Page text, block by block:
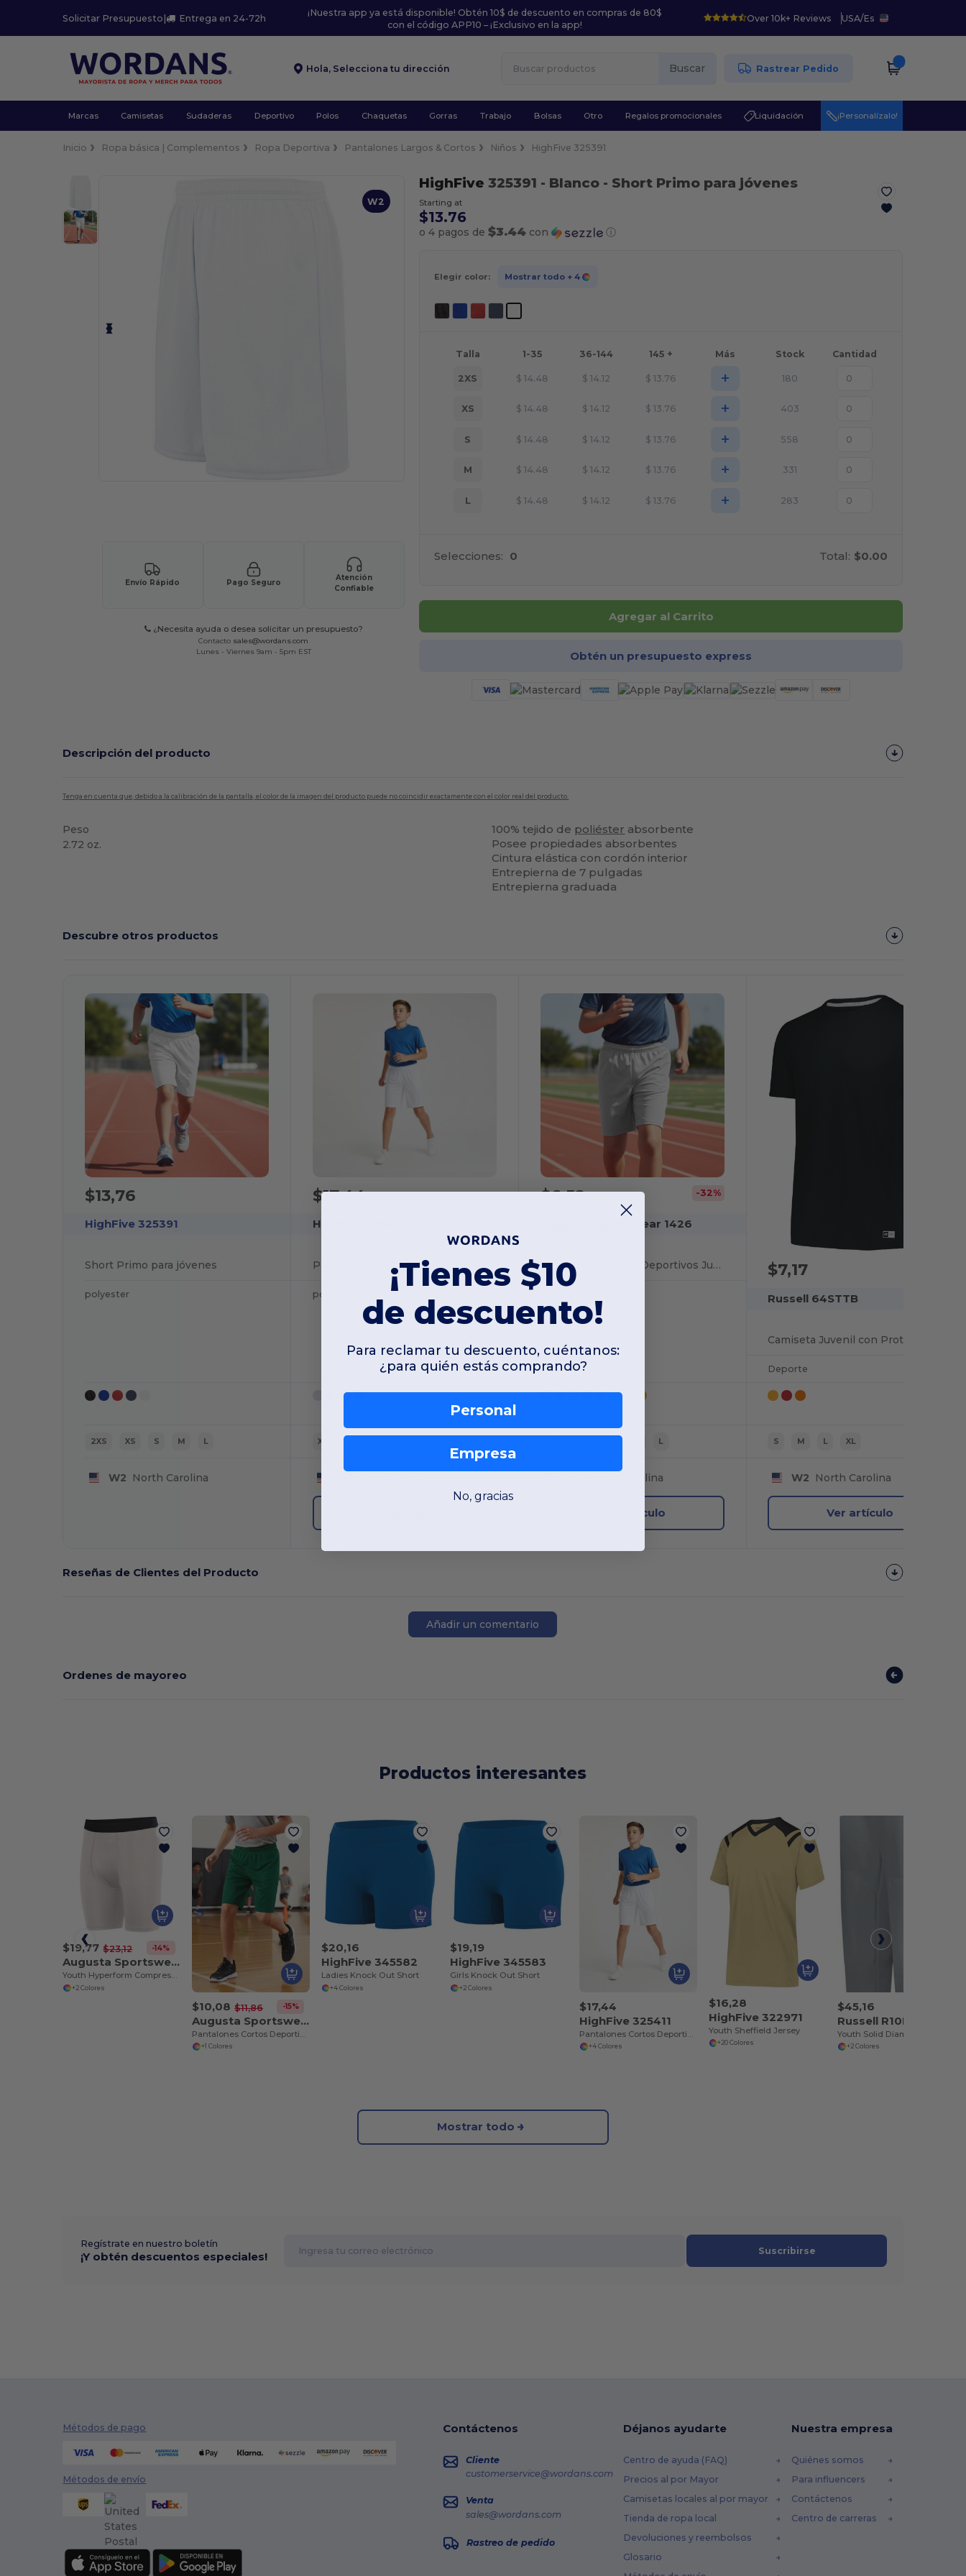
Solicitar Presupuesto | Entrega en 24-72h
¡Nuestra app ya está disponible! Obtén 10$ de descuento en compras de 80$
con el código APP10 – ¡Exclusivo en la app!
Over 10k+ Reviews USA/Es
Hola, Selecciona tu dirección Buscar Rastrear Pedido
Marcas Camisetas Sudaderas Deportivo Polos Chaquetas Gorras Trabajo Bolsas Otro Regalos promocionales Liquidación ¡Personalízalo!
Inicio Ropa básica | Complementos Ropa Deportiva Pantalones Largos & Cortos Niños HighFive 325391
W2
Envío Rápido Pago Seguro
Atención
Confiable
¿Necesita ayuda o desea solicitar un presupuesto?
Contacto sales@wordans.com
Lunes - Viernes 9am - 5pm EST
HighFive 325391 - Blanco- Short Primo para jóvenes
Starting at
$13.76
o 4 pagos de $3.44con ⓘ
Elegir color: Mostrar todo + 4
Talla 1-35 36-144 145 + Más Stock Cantidad
2XS $ 14.48 $ 14.12 $ 13.76 + 180
XS $ 14.48 $ 14.12 $ 13.76 + 403
S $ 14.48 $ 14.12 $ 13.76 + 558
M $ 14.48 $ 14.12 $ 13.76 + 331
L $ 14.48 $ 14.12 $ 13.76 + 283
Selecciones: 0 Total: $0.00
Agregar al Carrito
Obtén un presupuesto express
Descripción del producto
Tenga en cuenta que, debido a la calibración de la pantalla, el color de la imagen del producto puede no coincidir exactamente con el color real del producto.
Peso
2.72 oz.
100% tejido de poliéster absorbente
Posee propiedades absorbentes
Cintura elástica con cordón interior
Entrepierna de 7 pulgadas
Entrepierna graduada
Descubre otros productos
$13,76
HighFive 325391
Short Primo para jóvenes
polyester
2XS XS S M L
W2 North Carolina
$17,44
HighFive 325411
Pantalones Cortos Deportivos Juveniles Hawk
polyester
XS
$6,52 -32%
Augusta Sportswear 1426
Pantalones Cortos Deportivos Juveniles Octane
L
North Carolina
Ver artículo
$7,17
Russell 64STTB
Deporte
S M L XL
W2 North Carolina
Ver artículo
Reseñas de Clientes del Producto
Añadir un comentario
Ordenes de mayoreo
Productos interesantes
$19,77 $23,12 -14%
Augusta Sportswear 2616
Youth Hyperform Compression Short
+2 Colores
$10,08 $11,86 -15%
Augusta Sportswear 2781
+1 Colores
$20,16
HighFive 345582
Ladies Knock Out Short
+4 Colores
$19,19
HighFive 345583
Girls Knock Out Short
+2 Colores
$17,44
HighFive 325411
+4 Colores
$16,28
HighFive 322971
Youth Sheffield Jersey
+20 Colores
$45,16
Russell R10LGB
+2 Colores
Mostrar todo
Regístrate en nuestro boletín
¡Y obtén descuentos especiales! Suscribirse
Métodos de pago
Métodos de envío
Contáctenos
Cliente
customerservice@wordans.com
Venta
sales@wordans.com
Rastreo de pedido
Déjanos ayudarte
Centro de ayuda (FAQ)
Precios al por Mayor
Camisetas locales al por mayor
Tienda de ropa local
Devoluciones y reembolsos
Glosario
Nuestra empresa
Quiénes somos
Para influencers
Contáctenos
Centro de carreras
¡Tienes $10
de descuento!
Para reclamar tu descuento, cuéntanos:
¿para quién estás comprando?
Personal
Empresa
No, gracias